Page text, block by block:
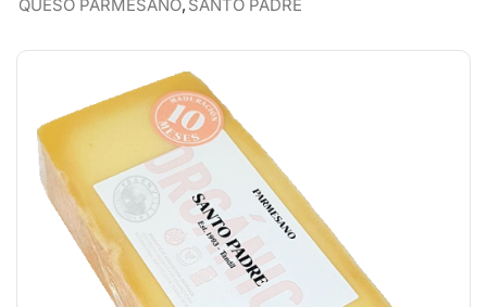
QUESO PARMESANO, SANTO PADRE